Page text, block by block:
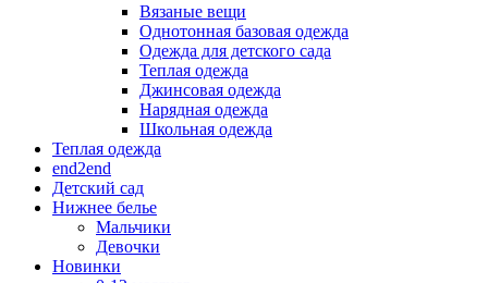
Вязаные вещи
Однотонная базовая одежда
Одежда для детского сада
Теплая одежда
Джинсовая одежда
Нарядная одежда
Школьная одежда
Теплая одежда
end2end
Детский сад
Нижнее белье
Мальчики
Девочки
Новинки